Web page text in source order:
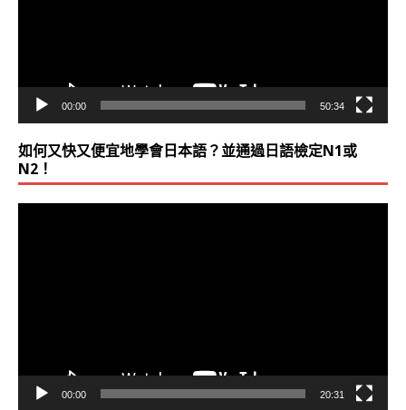
00:00 50:34
如何又快又便宜地學會日本語？並通過日語檢定N1或
N2！
00:00 20:31